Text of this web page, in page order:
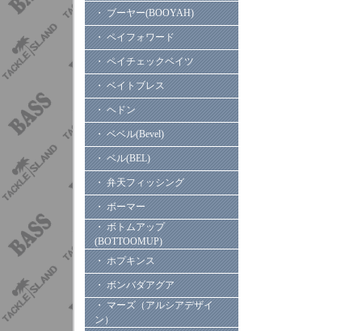
・ ブーヤー(BOOYAH)
・ ペイフォワード
・ ペイチェックベイツ
・ ベイトブレス
・ ヘドン
・ ベベル(Bevel)
・ ベル(BEL)
・ 弁天フィッシング
・ ボーマー
・ ボトムアップ
(BOTTOOMUP)
・ ホプキンス
・ ボンバダアグア
・ マーズ（アルシアデザイ
ン）